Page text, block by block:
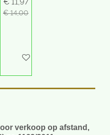
€ 14,00
In winkelwagen
verkoop op afstand,